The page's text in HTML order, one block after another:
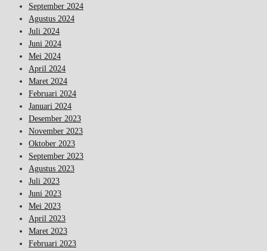
September 2024
Agustus 2024
Juli 2024
Juni 2024
Mei 2024
April 2024
Maret 2024
Februari 2024
Januari 2024
Desember 2023
November 2023
Oktober 2023
September 2023
Agustus 2023
Juli 2023
Juni 2023
Mei 2023
April 2023
Maret 2023
Februari 2023